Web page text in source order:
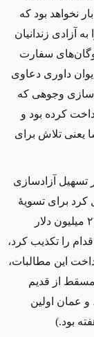
نخواهد بود که
آزادی زندانیان
معامله سال ۱۹۸۱ که گروگان‌های سفارت
داوری دعاوی
وجوهی که
کرده بود و
یعنی تلاش برای
در تسهیل آزادسازی
کرد برای تسویهٔ
بخشی از این مطالبات مربوط به زمان شاه، ۲۷۸ میلیون دلار
را تکذیب کرد،
این مطالبات،
از قدیم
عمان اولین
بود.)